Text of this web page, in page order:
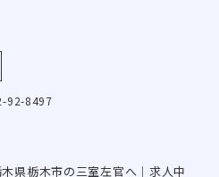
92-8497
県栃木市の三室左官へ｜求人中